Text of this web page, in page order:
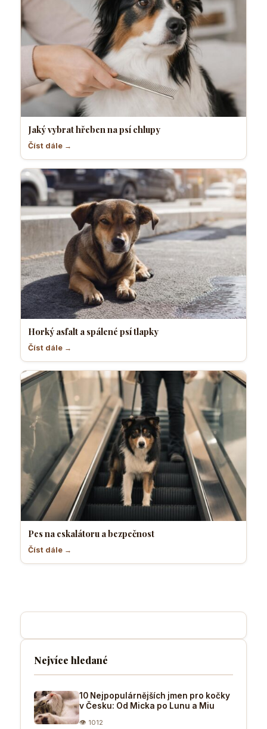
Jaký vybrat hřeben na psí chlupy
Číst dále →
Horký asfalt a spálené psí tlapky
Číst dále →
Pes na eskalátoru a bezpečnost
Číst dále →
Nejvíce hledané
10 Nejpopulárnějších jmen pro kočky
v Česku: Od Micka po Lunu a Miu
👁 1012